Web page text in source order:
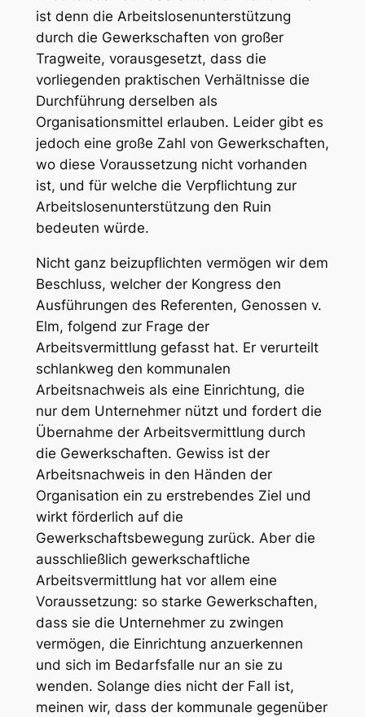
ist denn die Arbeitslosenunterstützung
durch die Gewerkschaften von großer
Tragweite, vorausgesetzt, dass die
vorliegenden praktischen Verhältnisse die
Durchführung derselben als
Organisationsmittel erlauben. Leider gibt es
jedoch eine große Zahl von Gewerkschaften,
wo diese Voraussetzung nicht vorhanden
ist, und für welche die Verpflichtung zur
Arbeitslosenunterstützung den Ruin
bedeuten würde.
Nicht ganz beizupflichten vermögen wir dem
Beschluss, welcher der Kongress den
Ausführungen des Referenten, Genossen v.
Elm, folgend zur Frage der
Arbeitsvermittlung gefasst hat. Er verurteilt
schlankweg den kommunalen
Arbeitsnachweis als eine Einrichtung, die
nur dem Unternehmer nützt und fordert die
Übernahme der Arbeitsvermittlung durch
die Gewerkschaften. Gewiss ist der
Arbeitsnachweis in den Händen der
Organisation ein zu erstrebendes Ziel und
wirkt förderlich auf die
Gewerkschaftsbewegung zurück. Aber die
ausschließlich gewerkschaftliche
Arbeitsvermittlung hat vor allem eine
Voraussetzung: so starke Gewerkschaften,
dass sie die Unternehmer zu zwingen
vermögen, die Einrichtung anzuerkennen
und sich im Bedarfsfalle nur an sie zu
wenden. Solange dies nicht der Fall ist,
meinen wir, dass der kommunale gegenüber